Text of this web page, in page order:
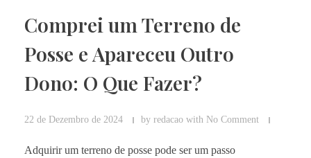
Comprei um Terreno de
Posse e Apareceu Outro
Dono: O Que Fazer?
22 de Dezembro de 2024 by redacao with No Comment
Adquirir um terreno de posse pode ser um passo